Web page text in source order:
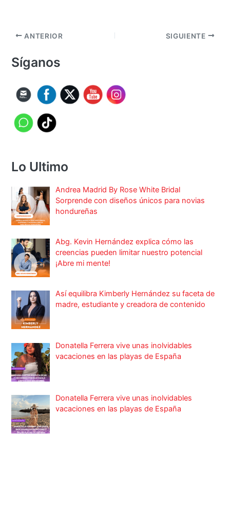
ANTERIOR SIGUIENTE
Síganos
Lo Ultimo
Andrea Madrid By Rose White Bridal
Sorprende con diseños únicos para novias
hondureñas
Abg. Kevin Hernández explica cómo las
creencias pueden limitar nuestro potencial
¡Abre mi mente!
Así equilibra Kimberly Hernández su faceta de
madre, estudiante y creadora de contenido
Donatella Ferrera vive unas inolvidables
vacaciones en las playas de España
Donatella Ferrera vive unas inolvidables
vacaciones en las playas de España